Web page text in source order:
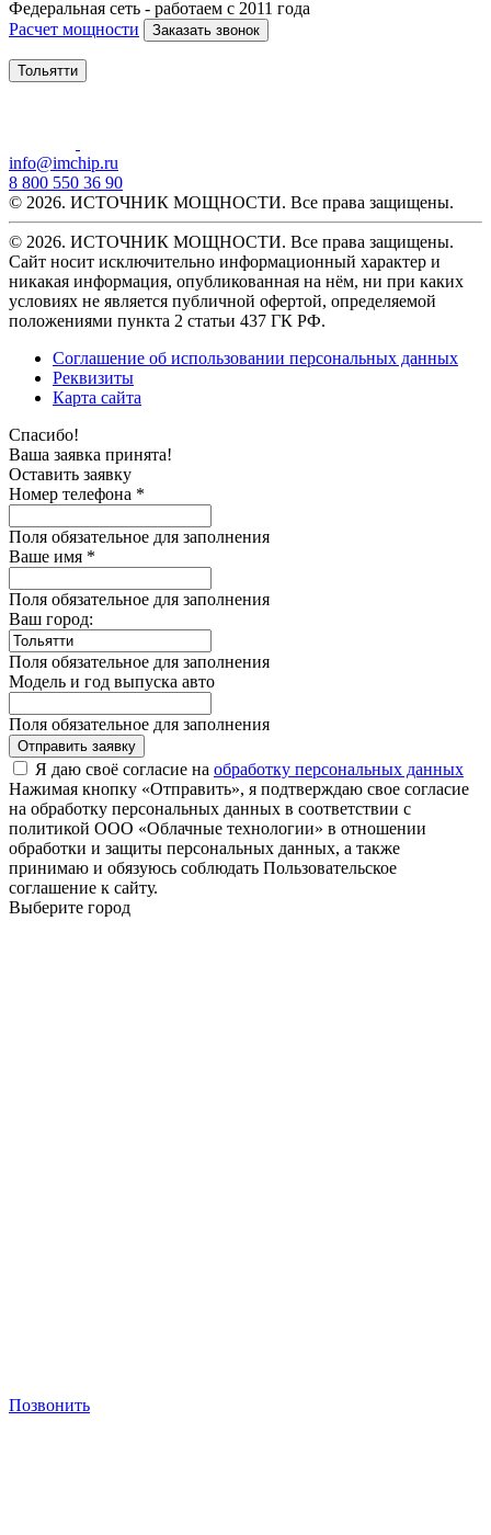
Федеральная сеть - работаем с 2011 года
Расчет мощности
Заказать звонок
Тольятти
info@imchip.ru
8 800 550 36 90
© 2026. ИСТОЧНИК МОЩНОСТИ. Все права защищены.
© 2026. ИСТОЧНИК МОЩНОСТИ. Все права защищены.
Сайт носит исключительно информационный характер и
никакая информация, опубликованная на нём, ни при каких
условиях не является публичной офертой, определяемой
положениями пункта 2 статьи 437 ГК РФ.
Соглашение об использовании персональных данных
Реквизиты
Карта сайта
Спасибо!
Ваша заявка принята!
Оставить заявку
Номер телефона *
Поля обязательное для заполнения
Ваше имя *
Поля обязательное для заполнения
Ваш город:
Поля обязательное для заполнения
Модель и год выпуска авто
Поля обязательное для заполнения
Отправить заявку
Я даю своё согласие на обработку персональных данных
Нажимая кнопку «Отправить», я подтверждаю свое согласие
на обработку персональных данных в соответствии с
политикой ООО «Облачные технологии» в отношении
обработки и защиты персональных данных, а также
принимаю и обязуюсь соблюдать Пользовательское
соглашение к сайту.
Выберите город
Позвонить